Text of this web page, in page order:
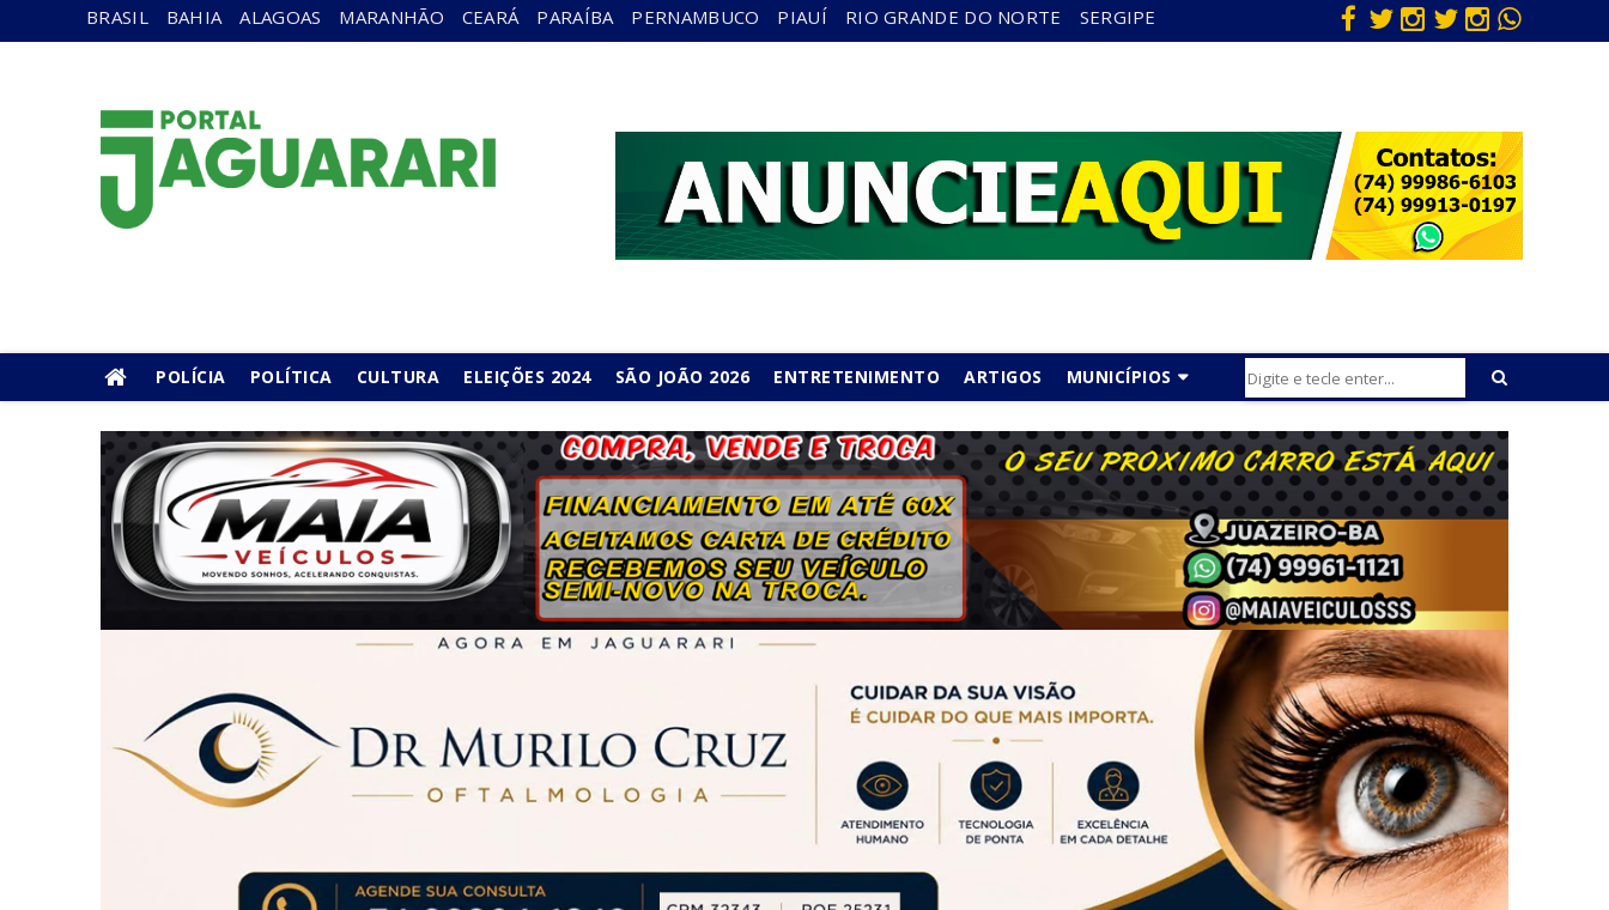
BRASIL BAHIA ALAGOAS MARANHÃO CEARÁ PARAÍBA PERNAMBUCO PIAUÍ RIO GRANDE DO NORTE SERGIPE
POLÍCIA POLÍTICA CULTURA ELEIÇÕES 2024 SÃO JOÃO 2026 ENTRETENIMENTO ARTIGOS MUNICÍPIOS